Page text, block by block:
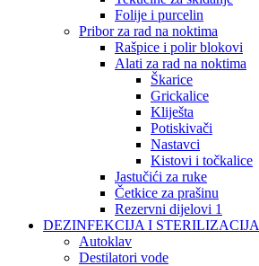
Folije i purcelin
Pribor za rad na noktima
Rašpice i polir blokovi
Alati za rad na noktima
Škarice
Grickalice
Kliješta
Potiskivači
Nastavci
Kistovi i točkalice
Jastučići za ruke
Četkice za prašinu
Rezervni dijelovi 1
DEZINFEKCIJA I STERILIZACIJA
Autoklav
Destilatori vode